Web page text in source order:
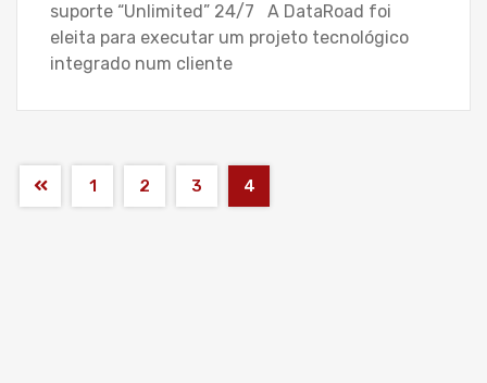
suporte “Unlimited” 24/7 A DataRoad foi
eleita para executar um projeto tecnológico
integrado num cliente
1 2 3 4